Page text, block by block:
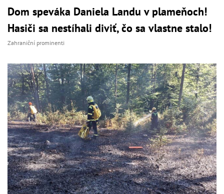
Dom speváka Daniela Landu v plameňoch!
Hasiči sa nestíhali diviť, čo sa vlastne stalo!
Zahraniční prominenti